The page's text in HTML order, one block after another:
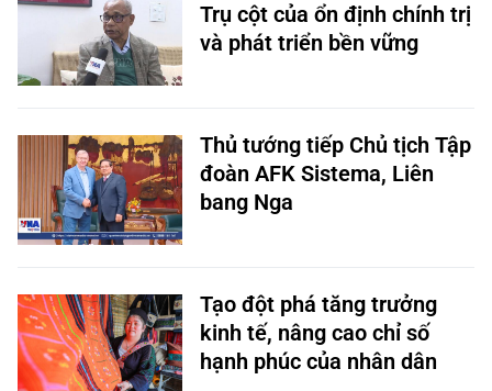
Trụ cột của ổn định chính trị
và phát triển bền vững
Thủ tướng tiếp Chủ tịch Tập
đoàn AFK Sistema, Liên
bang Nga
Tạo đột phá tăng trưởng
kinh tế, nâng cao chỉ số
hạnh phúc của nhân dân